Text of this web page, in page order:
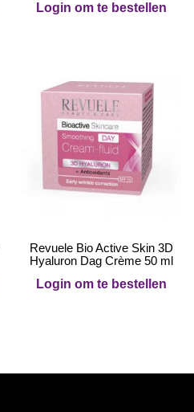
Login om te bestellen
Revuele Bio Active Skin 3D
Hyaluron Dag Crème 50 ml
Login om te bestellen